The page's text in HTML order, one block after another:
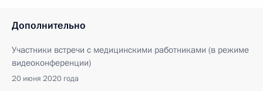
Дополнительно
Участники встречи с медицинскими работниками (в режиме
видеоконференции)
20 июня 2020 года